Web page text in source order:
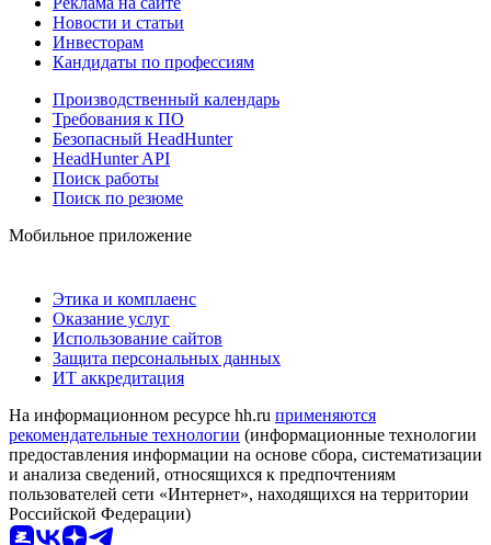
Новости и статьи
Инвесторам
Кандидаты по профессиям
Производственный календарь
Требования к ПО
Безопасный HeadHunter
HeadHunter API
Поиск работы
Поиск по резюме
Мобильное приложение
Этика и комплаенс
Оказание услуг
Использование сайтов
Защита персональных данных
ИТ аккредитация
На информационном ресурсе hh.ru применяются
рекомендательные технологии (информационные технологии
предоставления информации на основе сбора, систематизации
и анализа сведений, относящихся к предпочтениям
пользователей сети «Интернет», находящихся на территории
Российской Федерации)